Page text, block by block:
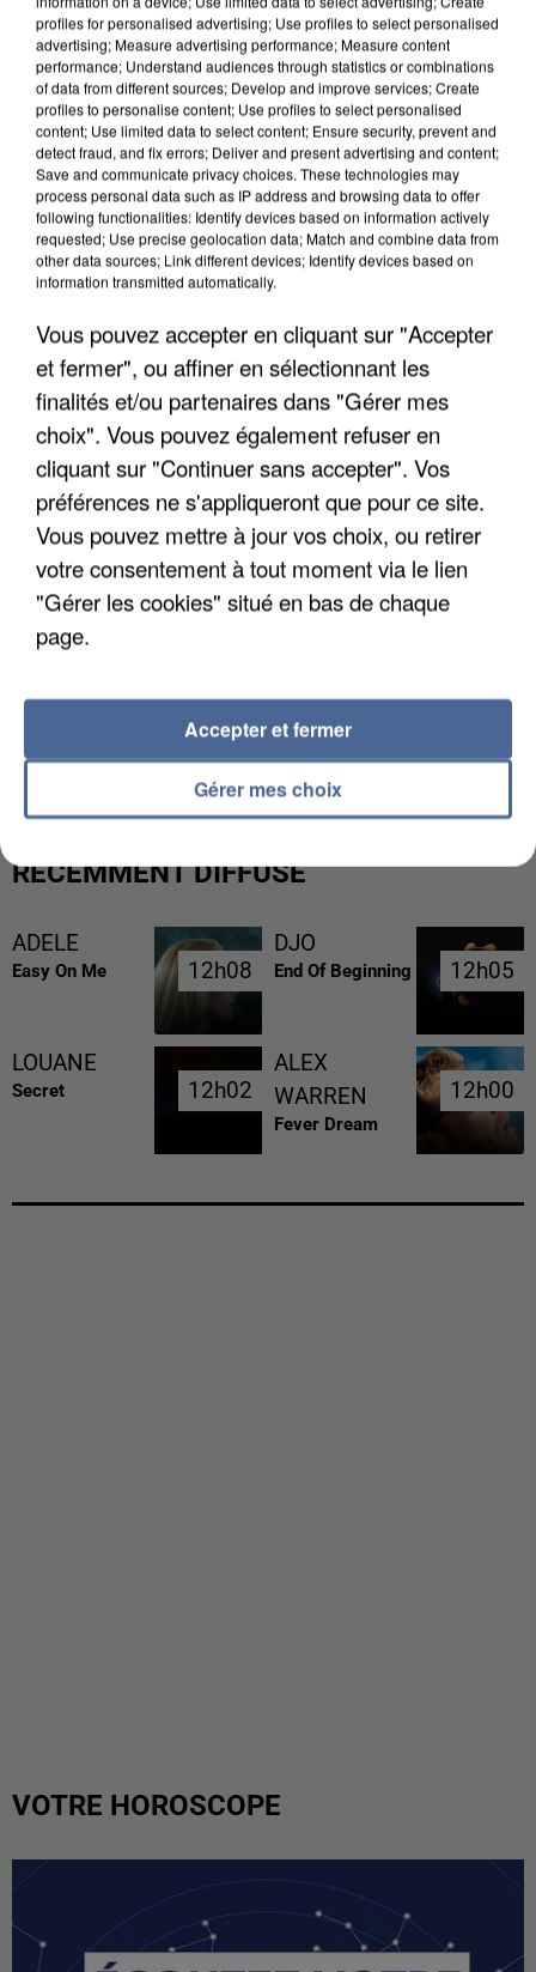
LES DONNÉES DE 300 000 CLIENTS DÉROBÉES À
INTERMARCHÉ APRÈS UNE...
GABRIEL ATTAL ET RAPHAËL GLUCKSMANN
VISÉS PAR DES INGÉRENCES...
RÉCEMMENT DIFFUSÉ
ADELE
Easy On Me 12h08
12h08
DJO
End Of Beginning 12h05
12h05
LOUANE
Secret 12h02
12h02
ALEX
WARREN
Fever Dream
12h00
12h00
VOTRE HOROSCOPE
profiles for personalised advertising; Use profiles to select personalised
advertising; Measure advertising performance; Measure content
performance; Understand audiences through statistics or combinations
of data from different sources; Develop and improve services; Create
profiles to personalise content; Use profiles to select personalised
content; Use limited data to select content; Ensure security, prevent and
detect fraud, and fix errors; Deliver and present advertising and content;
Save and communicate privacy choices. These technologies may
process personal data such as IP address and browsing data to offer
following functionalities: Identify devices based on information actively
requested; Use precise geolocation data; Match and combine data from
other data sources; Link different devices; Identify devices based on
information transmitted automatically.
Vous pouvez accepter en cliquant sur "Accepter
et fermer", ou affiner en sélectionnant les
finalités et/ou partenaires dans "Gérer mes
choix". Vous pouvez également refuser en
cliquant sur "Continuer sans accepter". Vos
préférences ne s'appliqueront que pour ce site.
Vous pouvez mettre à jour vos choix, ou retirer
votre consentement à tout moment via le lien
"Gérer les cookies" situé en bas de chaque
page.
Gérer mes choix
Accepter et fermer